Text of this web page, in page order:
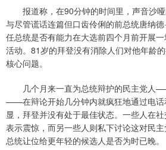
报道称，在90分钟的时间里，声音沙哑
与尽管谎话连篇但口齿伶俐的前总统唐纳
任总统是否有能力在大选前四个月前开展
活动。81岁的拜登没有消除人们对他年龄
核心问题。
几个月来一直为总统辩护的民主党人
——在辩论开始几分钟内就疯狂地通过电话
显，拜登并没有处于最佳状态。一些人在
表示震惊，而另一些人则私下讨论这对民
总统让位给更年轻的候选人是否为时已晚。